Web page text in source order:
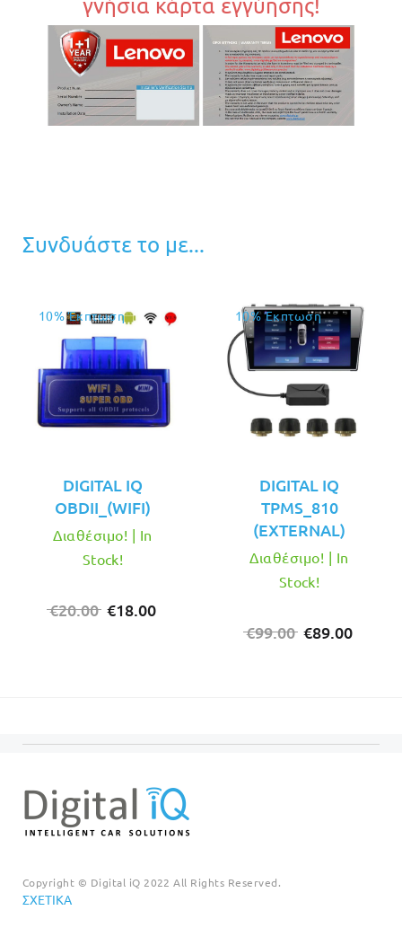
Συνδυάστε το με...
10% Έκπτωση
DIGITAL IQ
OBDII_(WIFI)
€20.00 Original
€18.00
Διαθέσιμο! | In
Stock!
10% Έκπτωση
DIGITAL IQ
TPMS_810
(EXTERNAL)
€99.00 Original
€89.00
Διαθέσιμο! | In
Stock!
Copyright © Digital iQ 2022 All Rights Reserved.
ΣΧΕΤΙΚΆ